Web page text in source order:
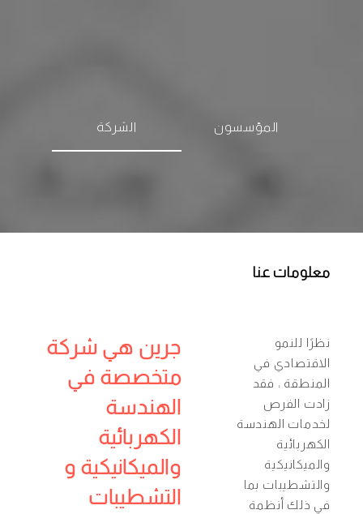
الشركة المؤسسون
معلومات عنا
جرين هي شركة
متخصصة في
الهندسة
الكهربائية
والميكانيكية و
التشطيبات
نظرًا للنمو
الاقتصادي في
المنطقة ، فقد
زادت الفرص
لخدمات الهندسة
الكهربائية
والميكانيكية
والتشطيبات بما
في ذلك أنظمة